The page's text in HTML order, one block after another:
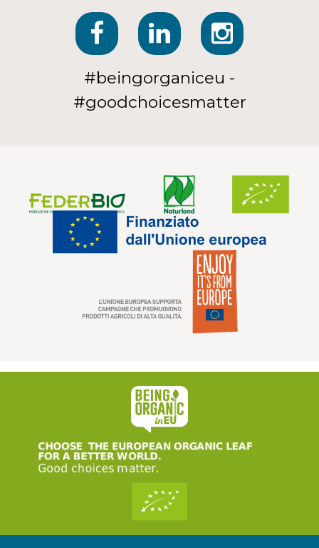
#beingorganiceu -
#goodchoicesmatter